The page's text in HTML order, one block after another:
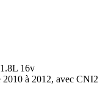
16v
2010 à 2012, avec CNI2